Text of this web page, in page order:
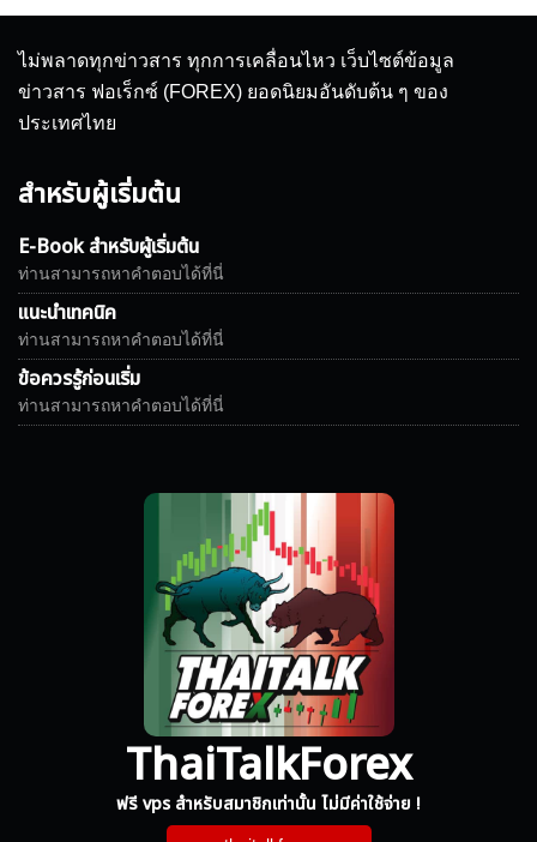
ไม่พลาดทุกข่าวสาร ทุกการเคลื่อนไหว เว็บไซต์ข้อมูล
ข่าวสาร ฟอเร็กซ์ (FOREX) ยอดนิยมอันดับต้น ๆ ของ
ประเทศไทย
สำหรับผู้เริ่มต้น
E-Book สำหรับผู้เริ่มต้น
ท่านสามารถหาคำตอบได้ที่นี่
แนะนำเทคนิค
ท่านสามารถหาคำตอบได้ที่นี่
ข้อควรรู้ก่อนเริ่ม
ท่านสามารถหาคำตอบได้ที่นี่
ThaiTalkForex
ฟรี vps สำหรับสมาชิกเท่านั้น ไม่มีค่าใช้จ่าย !